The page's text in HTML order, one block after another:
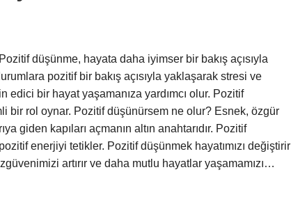
düşünme, hayata daha iyimser bir bakış açısıyla
pozitif bir bakış açısıyla yaklaşarak stresi ve
edici bir hayat yaşamanıza yardımcı olur. Pozitif
bir rol oynar. Pozitif düşünürsem ne olur? Esnek, özgür
giden kapıları açmanın altın anahtarıdır. Pozitif
enerjiyi tetikler. Pozitif düşünmek hayatımızı değiştirir
artırır ve daha mutlu hayatlar yaşamamızı…